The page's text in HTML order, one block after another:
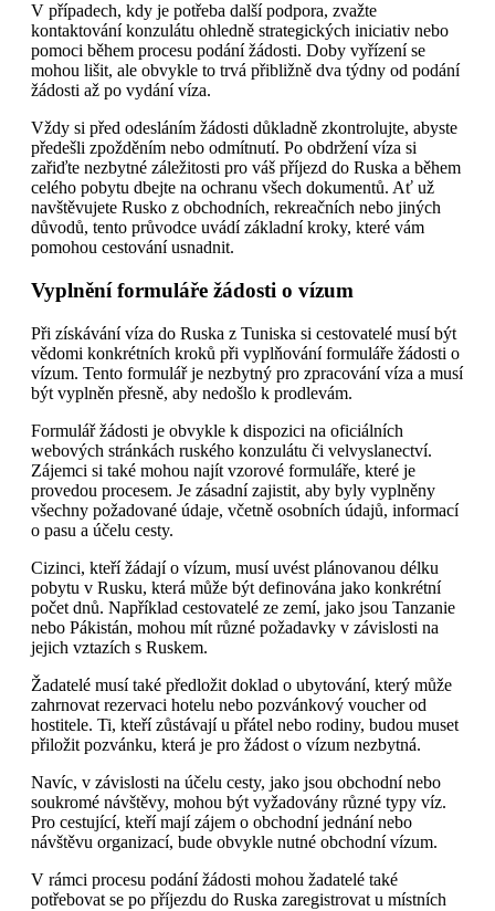
V případech, kdy je potřeba další podpora, zvažte
kontaktování konzulátu ohledně strategických iniciativ nebo
pomoci během procesu podání žádosti. Doby vyřízení se
mohou lišit, ale obvykle to trvá přibližně dva týdny od podání
žádosti až po vydání víza.
Vždy si před odesláním žádosti důkladně zkontrolujte, abyste
předešli zpožděním nebo odmítnutí. Po obdržení víza si
zařiďte nezbytné záležitosti pro váš příjezd do Ruska a během
celého pobytu dbejte na ochranu všech dokumentů. Ať už
navštěvujete Rusko z obchodních, rekreačních nebo jiných
důvodů, tento průvodce uvádí základní kroky, které vám
pomohou cestování usnadnit.
Vyplnění formuláře žádosti o vízum
Při získávání víza do Ruska z Tuniska si cestovatelé musí být
vědomi konkrétních kroků při vyplňování formuláře žádosti o
vízum. Tento formulář je nezbytný pro zpracování víza a musí
být vyplněn přesně, aby nedošlo k prodlevám.
Formulář žádosti je obvykle k dispozici na oficiálních
webových stránkách ruského konzulátu či velvyslanectví.
Zájemci si také mohou najít vzorové formuláře, které je
provedou procesem. Je zásadní zajistit, aby byly vyplněny
všechny požadované údaje, včetně osobních údajů, informací
o pasu a účelu cesty.
Cizinci, kteří žádají o vízum, musí uvést plánovanou délku
pobytu v Rusku, která může být definována jako konkrétní
počet dnů. Například cestovatelé ze zemí, jako jsou Tanzanie
nebo Pákistán, mohou mít různé požadavky v závislosti na
jejich vztazích s Ruskem.
Žadatelé musí také předložit doklad o ubytování, který může
zahrnovat rezervaci hotelu nebo pozvánkový voucher od
hostitele. Ti, kteří zůstávají u přátel nebo rodiny, budou muset
přiložit pozvánku, která je pro žádost o vízum nezbytná.
Navíc, v závislosti na účelu cesty, jako jsou obchodní nebo
soukromé návštěvy, mohou být vyžadovány různé typy víz.
Pro cestující, kteří mají zájem o obchodní jednání nebo
návštěvu organizací, bude obvykle nutné obchodní vízum.
V rámci procesu podání žádosti mohou žadatelé také
potřebovat se po příjezdu do Ruska zaregistrovat u místních